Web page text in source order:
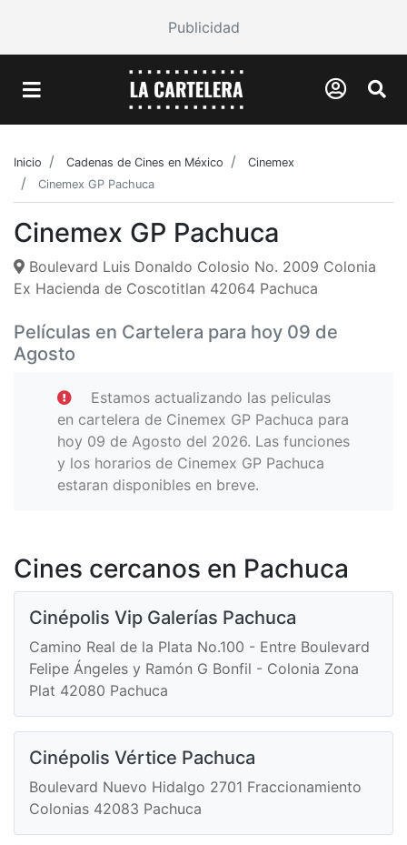
Publicidad
Inicio Cadenas de Cines en México
Cinemex
Cinemex GP Pachuca
Cinemex GP Pachuca
Boulevard Luis Donaldo Colosio No. 2009 Colonia
Ex Hacienda de Coscotitlan 42064 Pachuca
Películas en Cartelera para hoy 09 de
Agosto
Estamos actualizando las peliculas
en cartelera de Cinemex GP Pachuca para
hoy 09 de Agosto del 2026. Las funciones
y los horarios de Cinemex GP Pachuca
estaran disponibles en breve.
Cines cercanos en Pachuca
Cinépolis Vip Galerías Pachuca
Camino Real de la Plata No.100 - Entre Boulevard
Felipe Ángeles y Ramón G Bonfil - Colonia Zona
Plat 42080 Pachuca
Cinépolis Vértice Pachuca
Boulevard Nuevo Hidalgo 2701 Fraccionamiento
Colonias 42083 Pachuca